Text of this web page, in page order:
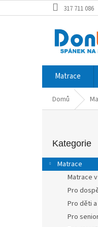
na
317 711 086
Matrace
Domů
r
a
kategorie
Kategorie
Matrace
Matrace
Pro
Pro děti
Pro